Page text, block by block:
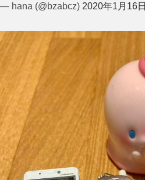
— hana (@bzabcz) 2020年1月16日